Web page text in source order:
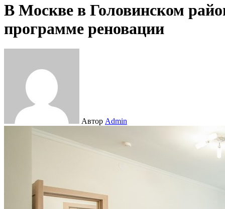
В Москве в Головинском
программе реновации
Автор Admin